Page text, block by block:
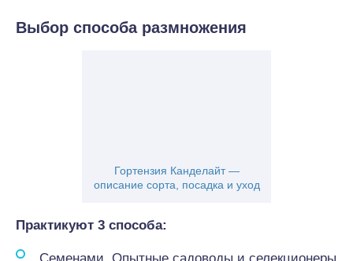
Выбор способа размножения
Гортензия Канделайт —
описание сорта, посадка и уход
Практикуют 3 способа: